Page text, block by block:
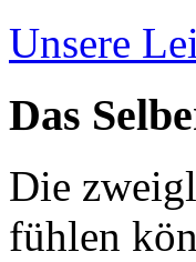
Unsere
Das
Die
fühlen